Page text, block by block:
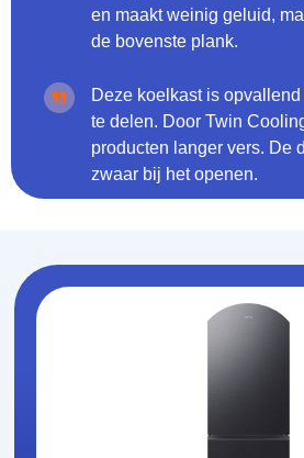
en maakt weinig geluid,
de bovenste plank.
Deze koelkast is
te delen. Door Twin
producten langer vers. De
zwaar bij het openen.